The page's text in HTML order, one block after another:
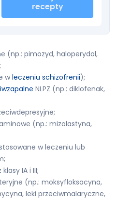
recepty
(np.: pimozyd, haloperydol,
wleczeniu schizofrenii);
NLPZ (np.: diklofenak,
(np.: mizolastyna,
w leczeniu lub
IA i III;
(np.: moksyfloksacyna,
leki przeciwmalaryczne,